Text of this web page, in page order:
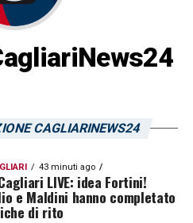
CAGLIARINEWS24
43 minuti ago
LIVE: idea Fortini!
e Maldini hanno completato
di rito